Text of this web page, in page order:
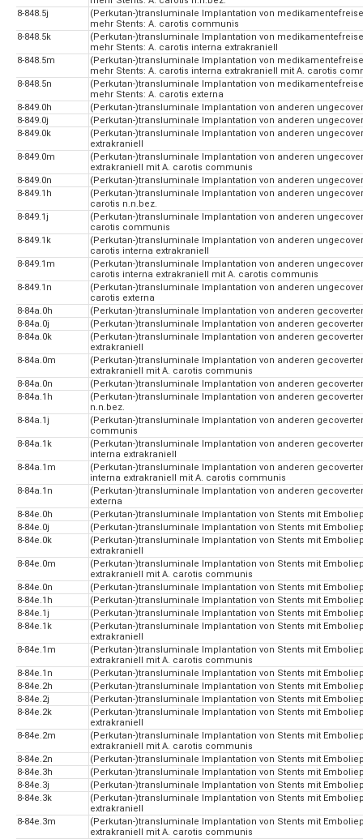
8-848.5j
(Perkutan-)transluminale Implantation von
mehr Stents: A. carotis communis
8-848.5k
(Perkutan-)transluminale Implantation von
mehr Stents: A. carotis interna extrakraniell
8-848.5m
(Perkutan-)transluminale Implantation von
mehr Stents: A. carotis interna extrakraniell mit A. carotis
8-848.5n
(Perkutan-)transluminale Implantation von
mehr Stents: A. carotis externa
8-849.0h
(Perkutan-)transluminale Implantation von anderen
8-849.0j
(Perkutan-)transluminale Implantation von anderen
8-849.0k
(Perkutan-)transluminale Implantation von anderen
extrakraniell
8-849.0m
(Perkutan-)transluminale Implantation von anderen
extrakraniell mit A. carotis communis
8-849.0n
(Perkutan-)transluminale Implantation von anderen
8-849.1h
(Perkutan-)transluminale Implantation von anderen
carotis n.n.bez.
8-849.1j
(Perkutan-)transluminale Implantation von anderen
carotis communis
8-849.1k
(Perkutan-)transluminale Implantation von anderen
carotis interna extrakraniell
8-849.1m
(Perkutan-)transluminale Implantation von anderen
carotis interna extrakraniell mit A. carotis communis
8-849.1n
(Perkutan-)transluminale Implantation von anderen
carotis externa
8-84a.0h
(Perkutan-)transluminale Implantation von anderen
8-84a.0j
(Perkutan-)transluminale Implantation von anderen
8-84a.0k
(Perkutan-)transluminale Implantation von anderen
extrakraniell
8-84a.0m
(Perkutan-)transluminale Implantation von anderen
extrakraniell mit A. carotis communis
8-84a.0n
(Perkutan-)transluminale Implantation von anderen
8-84a.1h
(Perkutan-)transluminale Implantation von anderen
n.n.bez.
8-84a.1j
(Perkutan-)transluminale Implantation von anderen
communis
8-84a.1k
(Perkutan-)transluminale Implantation von anderen
interna extrakraniell
8-84a.1m
(Perkutan-)transluminale Implantation von anderen
interna extrakraniell mit A. carotis communis
8-84a.1n
(Perkutan-)transluminale Implantation von anderen
externa
8-84e.0h
(Perkutan-)transluminale Implantation von Stents mit
8-84e.0j
(Perkutan-)transluminale Implantation von Stents mit
8-84e.0k
(Perkutan-)transluminale Implantation von Stents mit
extrakraniell
8-84e.0m
(Perkutan-)transluminale Implantation von Stents mit
extrakraniell mit A. carotis communis
8-84e.0n
(Perkutan-)transluminale Implantation von Stents mit
8-84e.1h
(Perkutan-)transluminale Implantation von Stents mit
8-84e.1j
(Perkutan-)transluminale Implantation von Stents mit
8-84e.1k
(Perkutan-)transluminale Implantation von Stents mit
extrakraniell
8-84e.1m
(Perkutan-)transluminale Implantation von Stents mit
extrakraniell mit A. carotis communis
8-84e.1n
(Perkutan-)transluminale Implantation von Stents mit
8-84e.2h
(Perkutan-)transluminale Implantation von Stents mit
8-84e.2j
(Perkutan-)transluminale Implantation von Stents mit
8-84e.2k
(Perkutan-)transluminale Implantation von Stents mit
extrakraniell
8-84e.2m
(Perkutan-)transluminale Implantation von Stents mit
extrakraniell mit A. carotis communis
8-84e.2n
(Perkutan-)transluminale Implantation von Stents mit
8-84e.3h
(Perkutan-)transluminale Implantation von Stents mit
8-84e.3j
(Perkutan-)transluminale Implantation von Stents mit
8-84e.3k
(Perkutan-)transluminale Implantation von Stents mit
extrakraniell
8-84e.3m
(Perkutan-)transluminale Implantation von Stents mit
extrakraniell mit A. carotis communis